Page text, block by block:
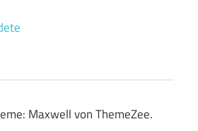
Maxwell von ThemeZee.